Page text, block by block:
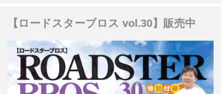
【ロードスターブロス vol.30】販売中